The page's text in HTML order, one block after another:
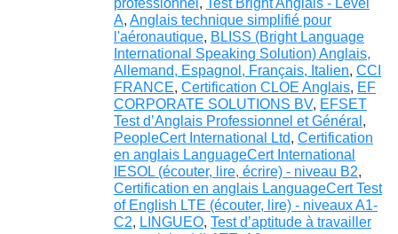
professionnel , Test Bright Anglais - Level
A, Anglais technique simplifié pour
l'aéronautique, BLISS (Bright Language
International Speaking Solution) Anglais,
Allemand, Espagnol, Français, Italien, CCI
FRANCE, Certification CLOE Anglais, EF
CORPORATE SOLUTIONS BV, EFSET
Test d’Anglais Professionnel et Général ,
PeopleCert International Ltd, Certification
en anglais LanguageCert International
IESOL (écouter, lire, écrire) - niveau B2,
Certification en anglais LanguageCert Test
of English LTE (écouter, lire) - niveaux A1-
C2, LINGUEO, Test d’aptitude à travailler